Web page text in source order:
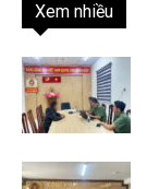
Xem nhiều